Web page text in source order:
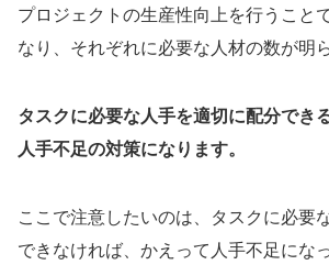
プロジェクトの生産性向上を行うこと
なり、それぞれに必要な人材の数が明
タスクに必要な人手を適切に配分でき
人手不足の対策になります。
ここで注意したいのは、タスクに必要
できなければ、かえって人手不足にな